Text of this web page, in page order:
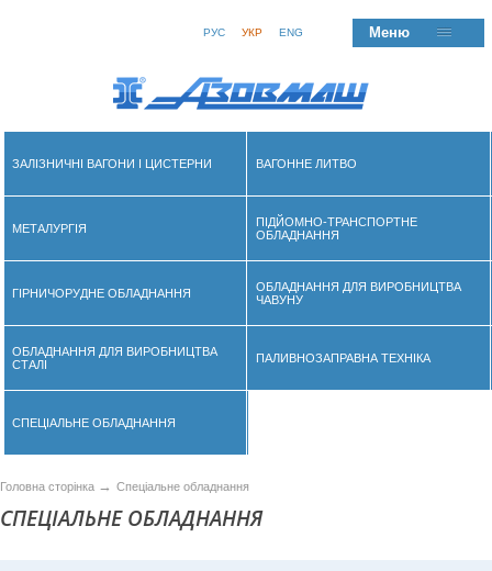
РУС УКР ENG Меню
ЗАЛІЗНИЧНІ ВАГОНИ І ЦИСТЕРНИ ВАГОННЕ ЛИТВО
МЕТАЛУРГІЯ
ПІДЙОМНО-ТРАНСПОРТНЕ
ОБЛАДНАННЯ
ГІРНИЧОРУДНЕ ОБЛАДНАННЯ
ОБЛАДНАННЯ ДЛЯ ВИРОБНИЦТВА
ЧАВУНУ
ОБЛАДНАННЯ ДЛЯ ВИРОБНИЦТВА
СТАЛІ
ПАЛИВНОЗАПРАВНА ТЕХНІКА
СПЕЦІАЛЬНЕ ОБЛАДНАННЯ
Головна сторінка → Спеціальне обладнання
СПЕЦІАЛЬНЕ ОБЛАДНАННЯ